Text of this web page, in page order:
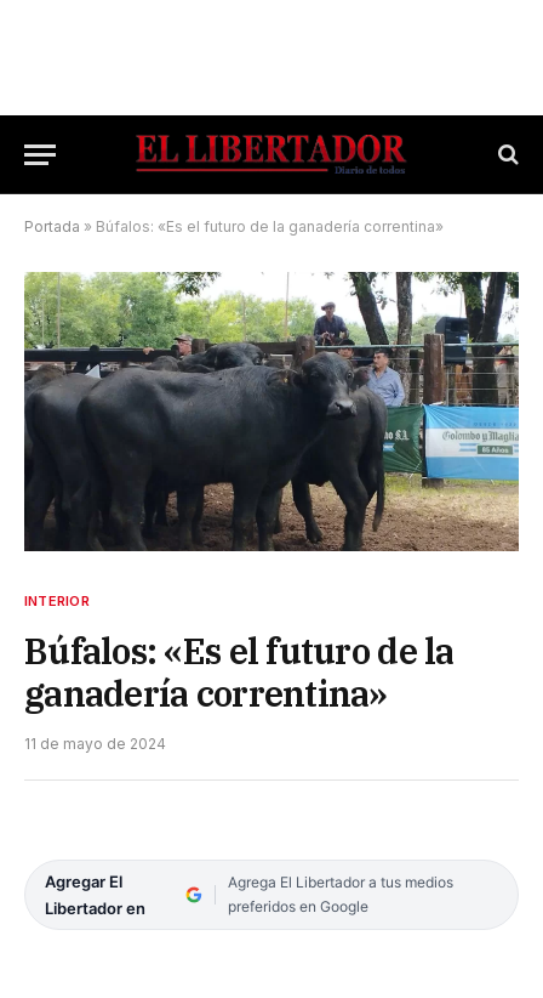
Portada » Búfalos: «Es el futuro de la ganadería correntina»
INTERIOR
Búfalos: «Es el futuro de la
ganadería correntina»
11 de mayo de 2024
Agregar El
Libertador en
Agrega El Libertador a tus medios
preferidos en Google